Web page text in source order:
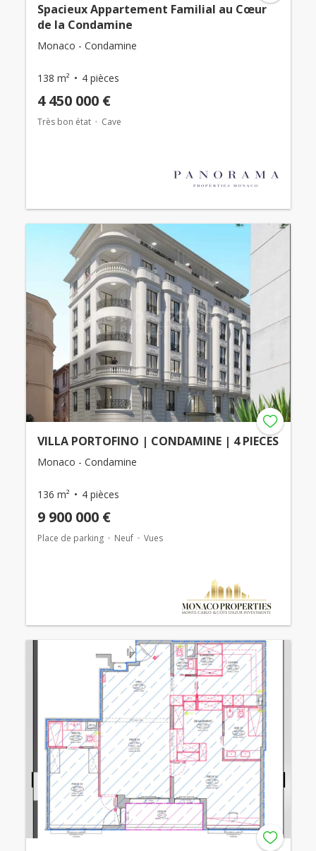
Spacieux Appartement Familial au Cœur
de la Condamine
Monaco - Condamine
138 m² 4 pièces
4 450 000 €
Très bon état Cave
VILLA PORTOFINO | CONDAMINE | 4 PIECES
Monaco - Condamine
136 m² 4 pièces
9 900 000 €
Place de parking Neuf Vues